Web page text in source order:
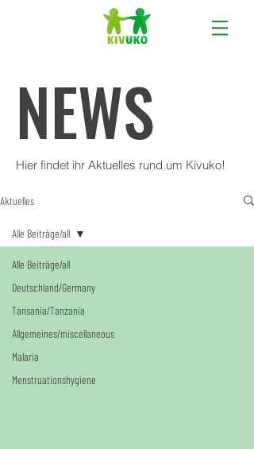
NEWS
Hier findet ihr Aktuelles rund um Kivuko!
Aktuelles
Alle Beiträge/all
Deutschland/Germany
Tansania/Tanzania
Allgemeines/miscellaneous
Malaria
Menstruationshygiene
Alle Beiträge/all